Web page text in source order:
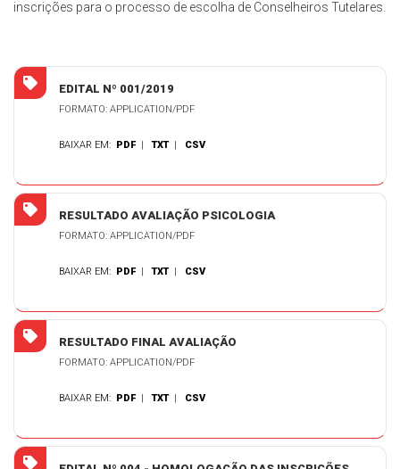
inscrições para o processo de escolha de Conselheiros Tutelares.
EDITAL Nº 001/2019
FORMATO: APPLICATION/PDF
BAIXAR EM: PDF |TXT | CSV
RESULTADO AVALIAÇÃO PSICOLOGIA
FORMATO: APPLICATION/PDF
BAIXAR EM: PDF |TXT | CSV
RESULTADO FINAL AVALIAÇÃO
FORMATO: APPLICATION/PDF
BAIXAR EM: PDF |TXT | CSV